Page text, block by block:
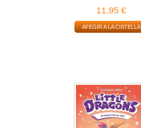
11,95 €
AFEGIR A LA CISTELLA